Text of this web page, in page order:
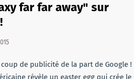
far far away" sur
de publicité de la part de Google !
révèle un easter egg qui crée le